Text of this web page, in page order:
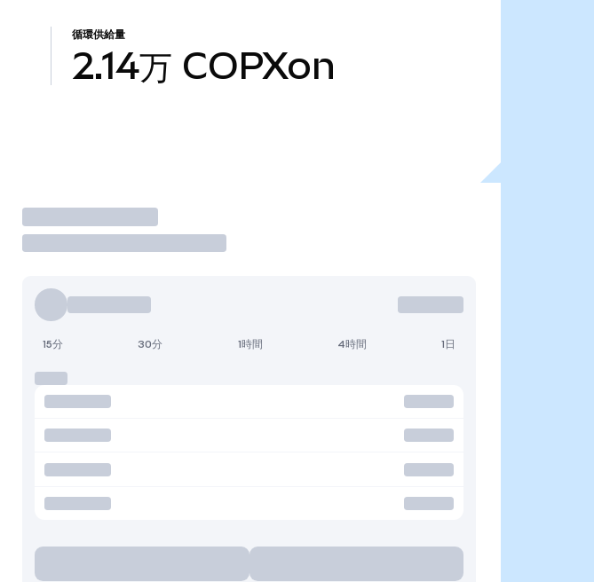
循環供給量
2.14万 COPXon
取引
15分 30分 1時間 4時間 1日